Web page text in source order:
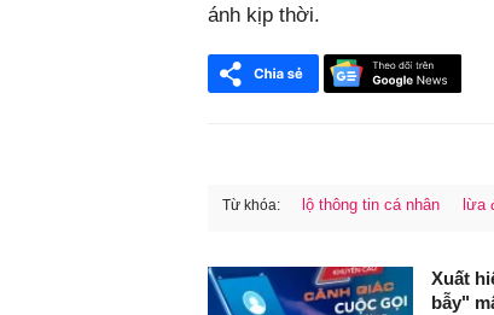
ánh kịp thời.
Từ khóa: lộ thông tin cá nhân lừa
Xuất
bẫy"